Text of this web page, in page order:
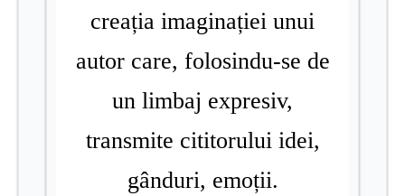
creația imaginației unui
autor care, folosindu-se de
un limbaj expresiv,
transmite cititorului idei,
gânduri, emoții.